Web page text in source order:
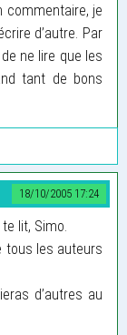
commentaire, je
d’autre. Par
ne lire que les
tant de bons
18/10/2005 17:24
lit, Simo.
tous les auteurs
d’autres au